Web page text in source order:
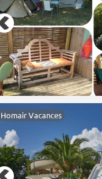
Homair Vacances